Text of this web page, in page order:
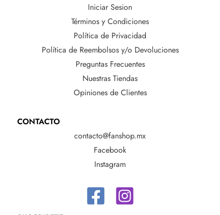
Iniciar Sesion
Términos y Condiciones
Política de Privacidad
Política de Reembolsos y/o Devoluciones
Preguntas Frecuentes
Nuestras Tiendas
Opiniones de Clientes
CONTACTO
contacto@fanshop.mx
Facebook
Instagram